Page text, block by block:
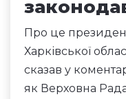
Про це
Харківської
сказав у
як Верховна